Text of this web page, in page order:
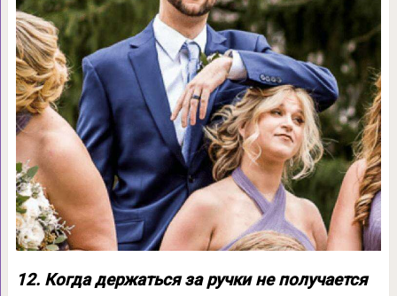
12. Когда держаться за ручки не получается